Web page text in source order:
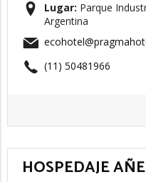
Lugar: Parque
Argentina
(11) 50481966
HOSPEDAJE